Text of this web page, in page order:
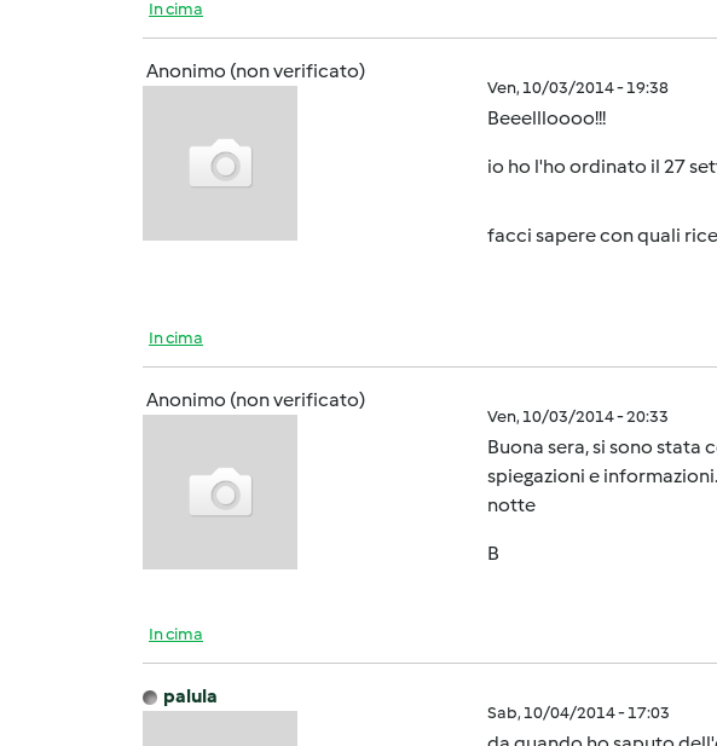
In cima
Anonimo (non verificato)
Ven, 10/03/2014 - 19:38
Beeellloooo!!!
io ho l'ho ordinato il 27
facci sapere con quali
In cima
Anonimo (non verificato)
Ven, 10/03/2014 - 20:33
Buona sera, si sono
spiegazioni e
notte
B
In cima
palula
Sab, 10/04/2014 - 17:03